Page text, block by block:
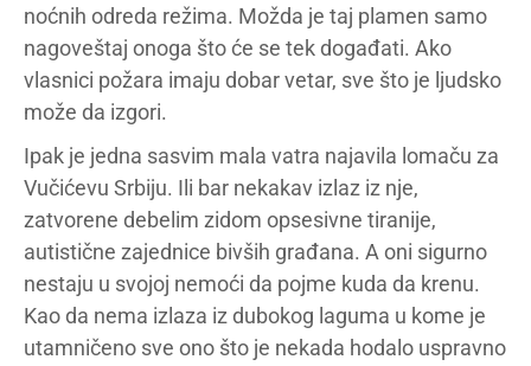
noćnih odreda režima. Možda je taj plamen samo
nagoveštaj onoga što će se tek događati. Ako
vlasnici požara imaju dobar vetar, sve što je ljudsko
može da izgori.
Ipak je jedna sasvim mala vatra najavila lomaču za
Vučićevu Srbiju. Ili bar nekakav izlaz iz nje,
zatvorene debelim zidom opsesivne tiranije,
autistične zajednice bivših građana. A oni sigurno
nestaju u svojoj nemoći da pojme kuda da krenu.
Kao da nema izlaza iz dubokog laguma u kome je
utamničeno sve ono što je nekada hodalo uspravno